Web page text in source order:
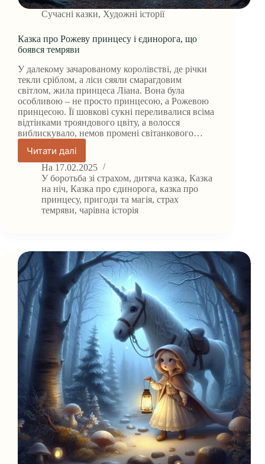
Сучасні казки, Художні історії
Казка про Рожеву принцесу і єдинорога, що
боявся темряви
У далекому зачарованому королівстві, де річки
текли сріблом, а ліси сяяли смарагдовим
світлом, жила принцеса Ліана. Вона була
особливою – не просто принцесою, а Рожевою
принцесою. Її шовкові сукні переливалися всіма
відтінками трояндового цвіту, а волосся
виблискувало, немов промені світанкового…
Читати далі
Казка
про
Рожеву
принцесу
і
єдинорога,
На 17.02.2025
У боротьба зі страхом, дитяча казка,Казка
на ніч, Казка про єдинорога, казка про
принцесу, пригоди та магія, страх
темряви, чарівна історія